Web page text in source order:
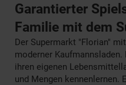
Garantierter
Familie mit dem
Der Supermarkt "Florian"
moderner
ihren eigenen
und Mengen kennenlernen.